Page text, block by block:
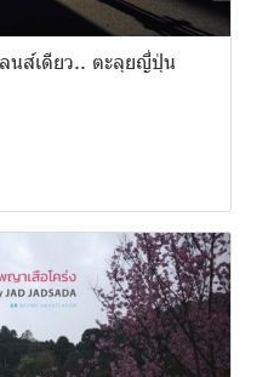
ลนส์เดียว.. ตะลุยญี่ปุ่น